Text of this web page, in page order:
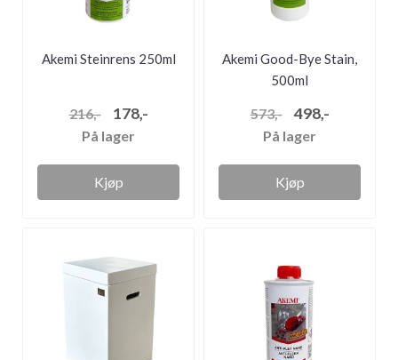
Akemi Steinrens 250ml
216,- 178,-
På lager
Kjøp
Akemi Good-Bye Stain,
500ml
573,- 498,-
På lager
Kjøp